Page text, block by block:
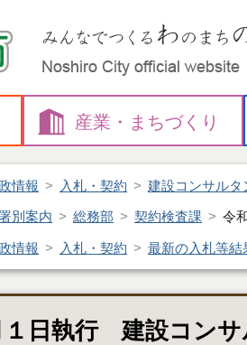
産業・ まちづくり
情報 入札・契約 建設コンサル
別案内 総務部 契約検査課 令
情報 入札・契約 最新の入札等結
１日執行 建設コン